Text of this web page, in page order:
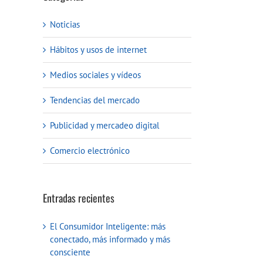
Noticias
Hábitos y usos de internet
Medios sociales y vídeos
Tendencias del mercado
Publicidad y mercadeo digital
Comercio electrónico
Entradas recientes
El Consumidor Inteligente: más
conectado, más informado y más
consciente